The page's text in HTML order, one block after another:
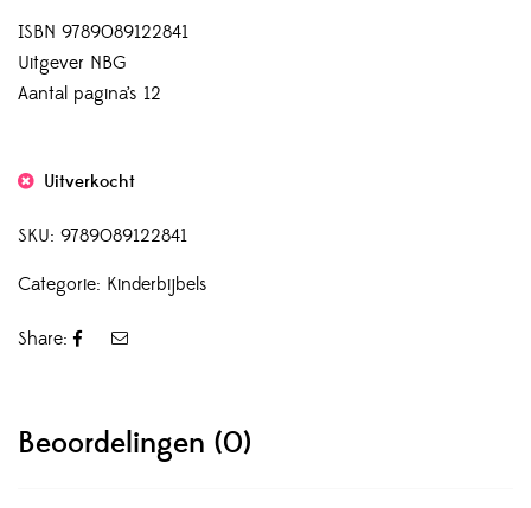
ISBN 9789089122841
Uitgever NBG
Aantal pagina’s 12
Uitverkocht
SKU: 9789089122841
Categorie: Kinderbijbels
Share:
Beoordelingen (0)